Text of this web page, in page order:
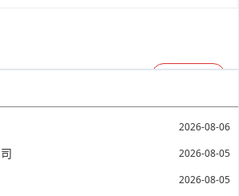
立即報價
所 詢價
立即報價
2026-08-06
2026-08-05
2026-08-05